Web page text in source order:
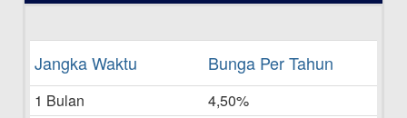
Daftar Pemenang Undian TAMASHA
Bulan Mei 2025
Jangka Waktu Bunga Per Tahun
1 Bulan
4,50%